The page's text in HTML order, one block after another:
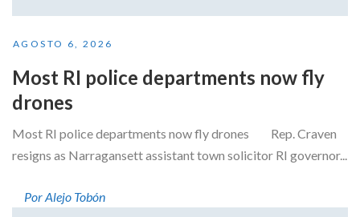
AGOSTO 6, 2026
Most RI police departments now fly
drones
Most RI police departments now fly drones Rep. Craven
resigns as Narragansett assistant town solicitor RI governor...
Por Alejo Tobón